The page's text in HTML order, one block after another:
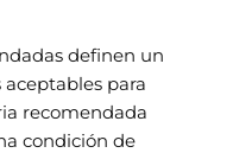
definen un
para
recomendada
condición de